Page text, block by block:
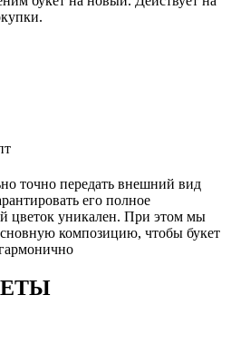
точно передать внешний вид
его полное
цветок уникален. При этом мы
композицию, чтобы букет